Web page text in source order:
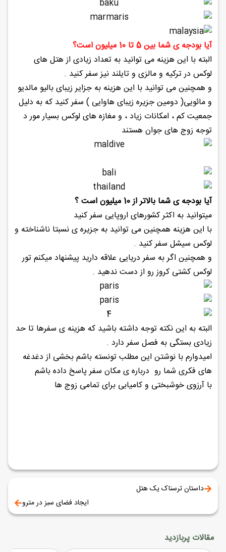
آیا بودجه ی شما بین 5 تا 10 میلیون است؟
البته با این هزینه می توانید به تعداد زیادی از هتل های
لوکس در ترکیه و مالزی و تایلند نیز سفر کنید .
و همچنین می توانید با این هزینه به جزایر زیبای بالیو مالدیو
و مائویی( دومین جزیره زیبای هاوایی ) سفر کنید که به دلیل
جمعیت کم ، امکانات زیاد ، و مغازه های لوکس بسیار مور د
توجه زوج های جوان هستند
آیا بودجه ی شما بالاتر از 10 میلیون است ؟
میتوانید به اکثر کشورهای اروپایی سفر کنید
با این هزینه همچنین می توانید به جزیره ی نسبتا ناشناخته و
لوکس سیشل سفر کنید .
و همچنین اگر به سفر دریایی علاقه دارید پیشنهاد میکنم تور
لوکس کشتی کروز رو از دست ندهید .
البته به این نکته توجه داشته باشید که هزینه ی سفرها تا حد
زیادی بستگی به فصل سفر دارد .
امیدوارم با نوشتن این مطلب تونسته باشم بخشی از دغدغه
های فکری شما رو درباره ی مکان سفر پاسخ داده باشم
با آرزوی خوشبختی و کامیابی برای تمامی زوج ها
داستان ترسناک یک هتل
ایجاد فضای سبز در مترو
مقالات پربازدید